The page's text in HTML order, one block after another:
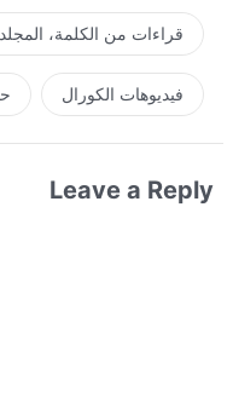
قراءات من الكلمة، المجلد 7: حول السعي إلى الحق
فيديوهات الكورال
Leave a Reply